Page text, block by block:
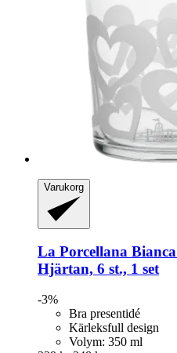
Varukorg
La Porcellana Bianca
Hjärtan, 6 st., 1 set
-3%
Bra presentidé
Kärleksfull design
Volym: 350 ml